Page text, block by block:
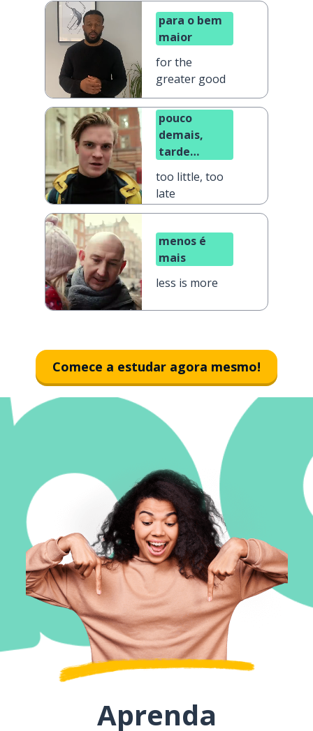
para o bem
maior
for the
greater good
pouco
demais,
tarde
too little, too
late
menos é
mais
less is more
Comece a estudar agora mesmo!
Aprenda